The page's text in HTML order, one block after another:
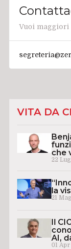
Vuoi
VITA DA
che
22
la
21
Il
AI,
01